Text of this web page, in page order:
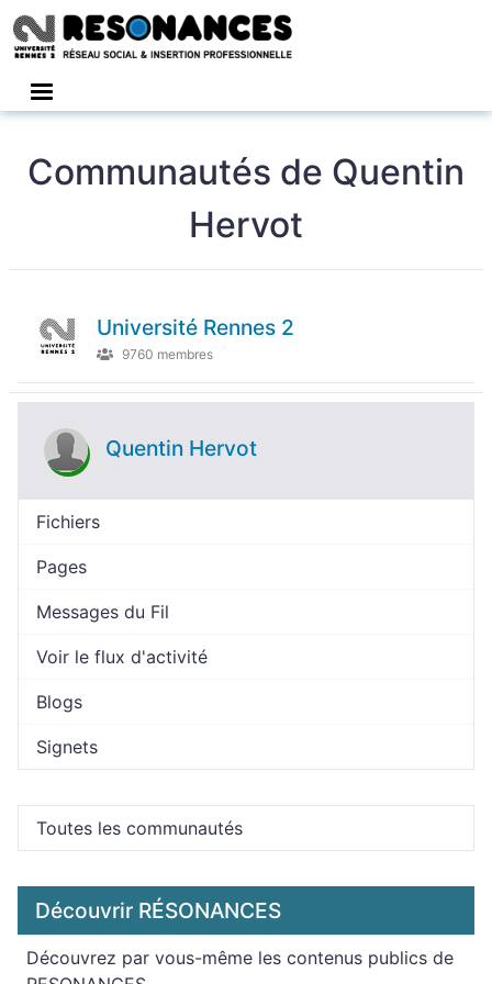
Communautés de Quentin
Hervot
Université Rennes 2
9760 membres
Quentin Hervot
Fichiers
Pages
Messages du Fil
Voir le flux d'activité
Blogs
Signets
Toutes les communautés
Découvrir RÉSONANCES
Découvrez par vous-même les contenus publics de